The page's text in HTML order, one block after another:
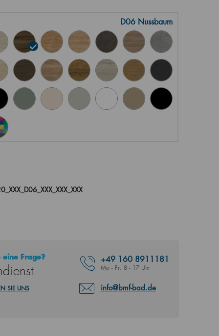
D06 Nussbaum
eine Frage? +49 160 8911181
Mo - Fr: 8 - 17 Uhr
info@bmf-bad.de
SIE UNS